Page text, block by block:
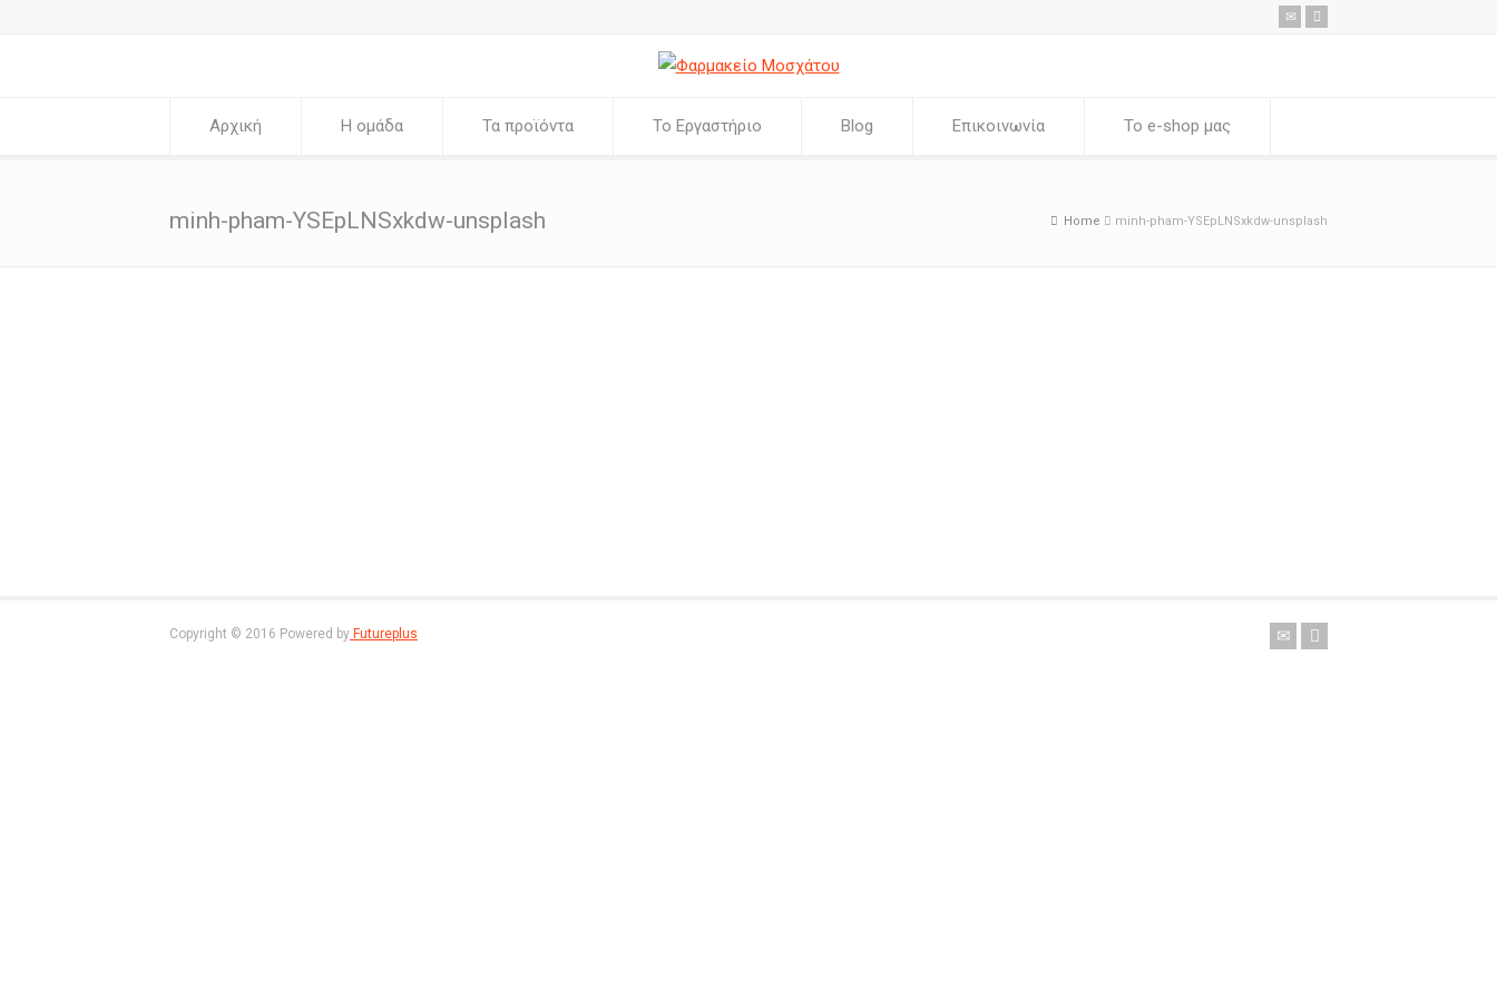
Αρχική Η ομάδα Τα προϊόντα Το Εργαστήριο Blog Επικοινωνία Το e-shop μας
minh-pham-YSEpLNSxkdw-unsplash Home minh-pham-YSEpLNSxkdw-unsplash
Copyright © 2016 Powered by Futureplus